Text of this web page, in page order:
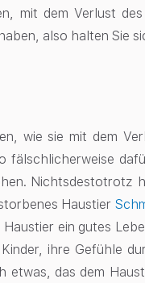
mit dem Verlust
also halten Sie
wie sie mit dem
fälschlicherweise
Nichtsdestotrotz
Haustier
ein gutes
ihre Gefühle
etwas, das dem